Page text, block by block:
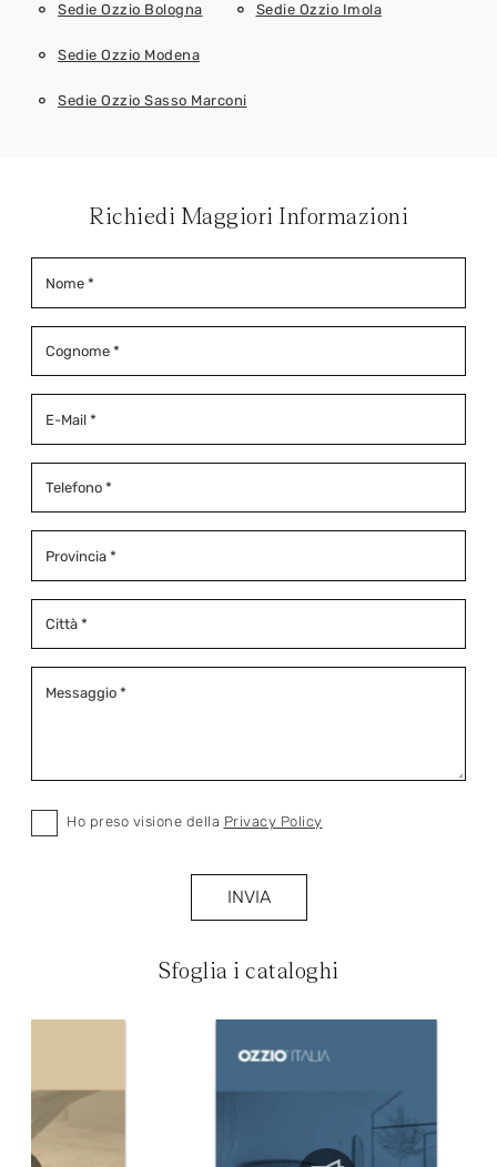
Sedie Ozzio Bologna Sedie Ozzio Imola
Sedie Ozzio Modena
Sedie Ozzio Sasso Marconi
Sfoglia i cataloghi
Richiedi Maggiori Informazioni
Ho preso visione della Privacy Policy
INVIA